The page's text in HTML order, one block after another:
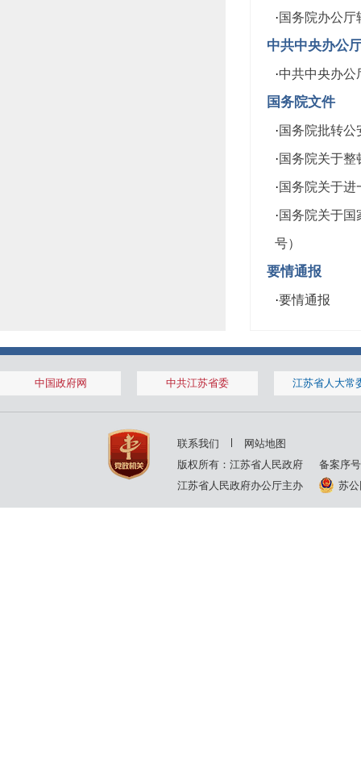
·国务院办公厅
中共中央办公
·中共中央办公
国务院文件
·国务院批转公
·国务院关于整
·国务院关于进
·国务院关于
号）
要情通报
·要情通报
中国政府网 中共江苏省委 江苏省人大常
联系我们
网站地图
版权所有：江苏省人民政府
备案序
江苏省人民政府办公厅主办
苏